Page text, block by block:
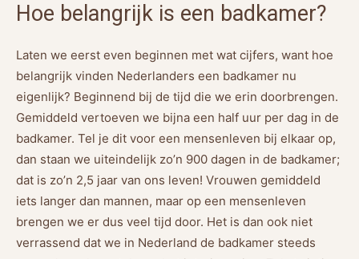
Hoe belangrijk is een badkamer?
Laten we eerst even beginnen met wat cijfers, want hoe
belangrijk vinden Nederlanders een badkamer nu
eigenlijk? Beginnend bij de tijd die we erin doorbrengen.
Gemiddeld vertoeven we bijna een half uur per dag in de
badkamer. Tel je dit voor een mensenleven bij elkaar op,
dan staan we uiteindelijk zo’n 900 dagen in de badkamer;
dat is zo’n 2,5 jaar van ons leven! Vrouwen gemiddeld
iets langer dan mannen, maar op een mensenleven
brengen we er dus veel tijd door. Het is dan ook niet
verrassend dat we in Nederland de badkamer steeds